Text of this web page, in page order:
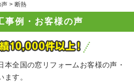
事例・お客様の声
声 断熱
本全国の窓リフォームお客様の声・
す。